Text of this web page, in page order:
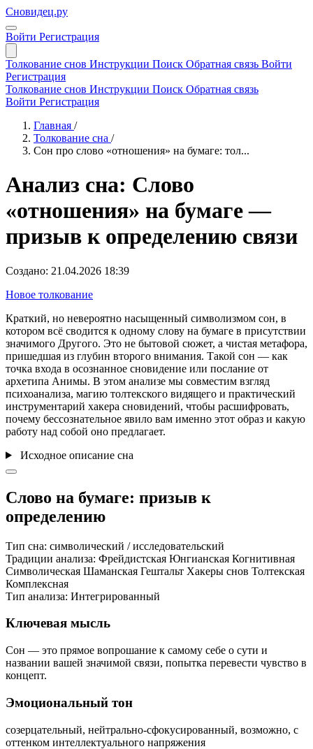
Сновидец.ру
Войти Регистрация
Толкование снов Инструкции Поиск Обратная связь Войти
Регистрация
Толкование снов Инструкции Поиск Обратная связь
Войти Регистрация
Главная /
Толкование сна /
Сон про слово «отношения» на бумаге: тол...
Анализ сна: Слово
«отношения» на бумаге —
призыв к определению связи
Создано: 21.04.2026 18:39
Новое толкование
Краткий, но невероятно насыщенный символизмом сон, в
котором всё сводится к одному слову на бумаге в присутствии
значимого Другого. Это не бытовой сюжет, а чистая метафора,
пришедшая из глубин второго внимания. Такой сон — как
точка входа в осознанное сновидение или послание от
архетипа Анимы. В этом анализе мы совместим взгляд
психоанализа, магию толтекского видящего и практический
инструментарий хакера сновидений, чтобы расшифровать,
почему бессознательное явило вам именно этот образ и какую
работу над собой оно предлагает.
Исходное описание сна
Слово на бумаге: призыв к
определению
Тип сна: символический / исследовательский
Традиции анализа: Фрейдистская Юнгианская Когнитивная
Символическая Шаманская Гештальт Хакеры снов Толтекская
Комплексная
Тип анализа: Интегрированный
Ключевая мысль
Сон — это прямое вопрошание к самому себе о сути и
названии вашей значимой связи, попытка перевести чувство в
концепт.
Эмоциональный тон
созерцательный, нейтрально-сфокусированный, возможно, с
оттенком интеллектуального напряжения